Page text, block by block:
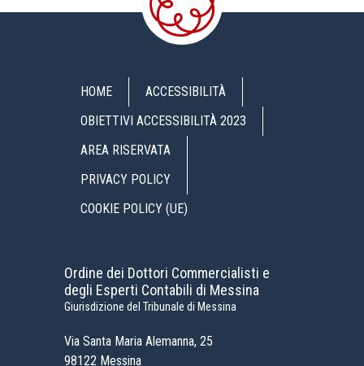
HOME
ACCESSIBILITÀ
OBIETTIVI ACCESSIBILITÀ 2023
AREA RISERVATA
PRIVACY POLICY
COOKIE POLICY (UE)
Ordine dei Dottori Commercialisti e
degli Esperti Contabili di Messina
Giurisdizione del Tribunale di Messina
Via Santa Maria Alemanna, 25
98122 Messina